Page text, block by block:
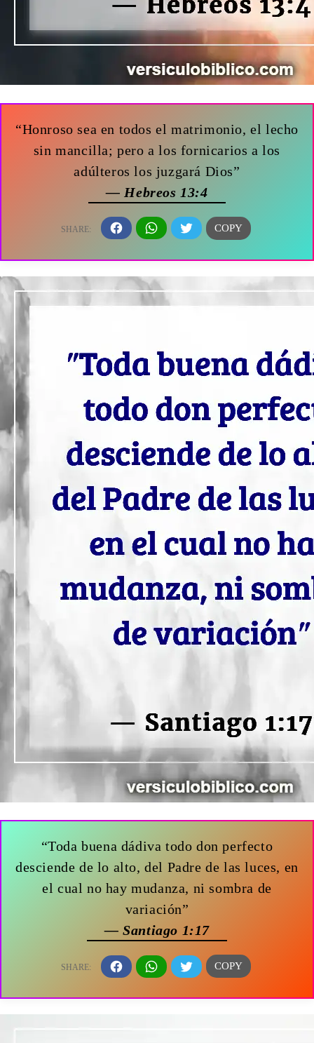
“Honroso sea en todos el matrimonio, el lecho
sin mancilla; pero a los fornicarios a los
adúlteros los juzgará Dios”
— Hebreos 13:4
“Toda buena dádiva todo don perfecto
desciende de lo alto, del Padre de las luces, en
el cual no hay mudanza, ni sombra de
variación”
— Santiago 1:17